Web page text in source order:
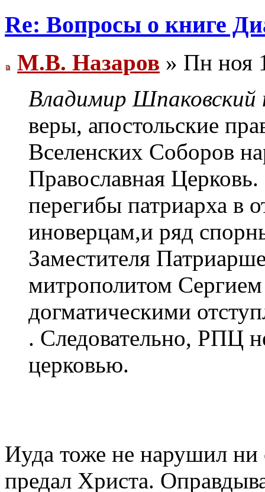
Re: Вопросы о книге
М.В. Назаров » Пн ноя
Владимир Шпаковский
веры, апостольские
Вселенских Соборов
Православная
перегибы патриарха в
иноверцам,и ряд
Заместителя
митрополитом
догматическими
. Следовательно, РПЦ
церковью.
Иуда тоже не нарушил ни
предал Христа.